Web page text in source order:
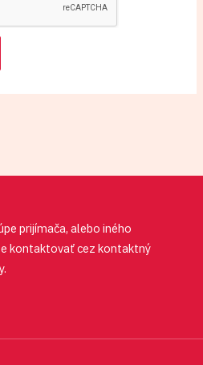
prijímača, alebo iného
kontaktovať cez kontaktný